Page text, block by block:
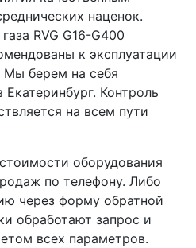
наценок.
RVG G16-G400
к эксплуатации
Мы берем на себя
Контроль
на всем пути
оборудования
по телефону. Либо
через форму обратной
обработают запрос и
всех параметров.